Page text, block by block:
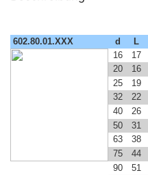
602.80.01.XXX d L
16
17
20
16
25
19
32
22
40
26
50
31
63
38
75
44
90
51